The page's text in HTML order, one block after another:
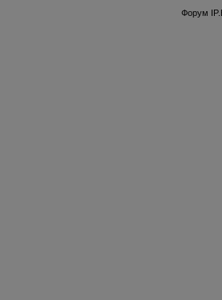
Форум